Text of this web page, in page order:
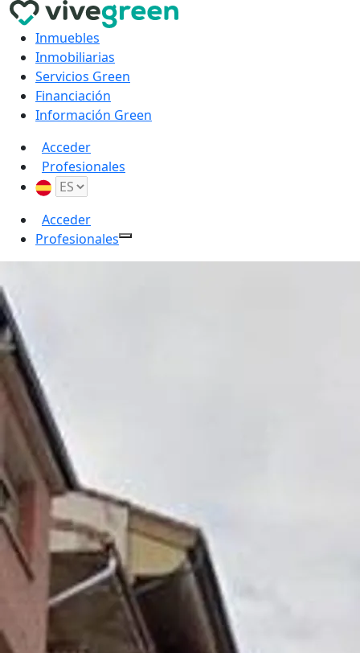
Inmuebles
Inmobiliarias
Servicios Green
Financiación
Información Green
Acceder
Profesionales
Acceder
Profesionales